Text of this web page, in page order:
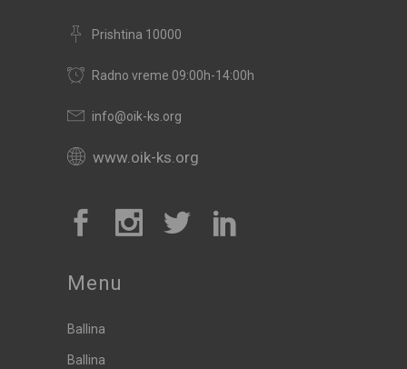
Prishtina 10000
Radno vreme 09:00h-14:00h
info@oik-ks.org
www.oik-ks.org
Menu
Ballina
Ballina